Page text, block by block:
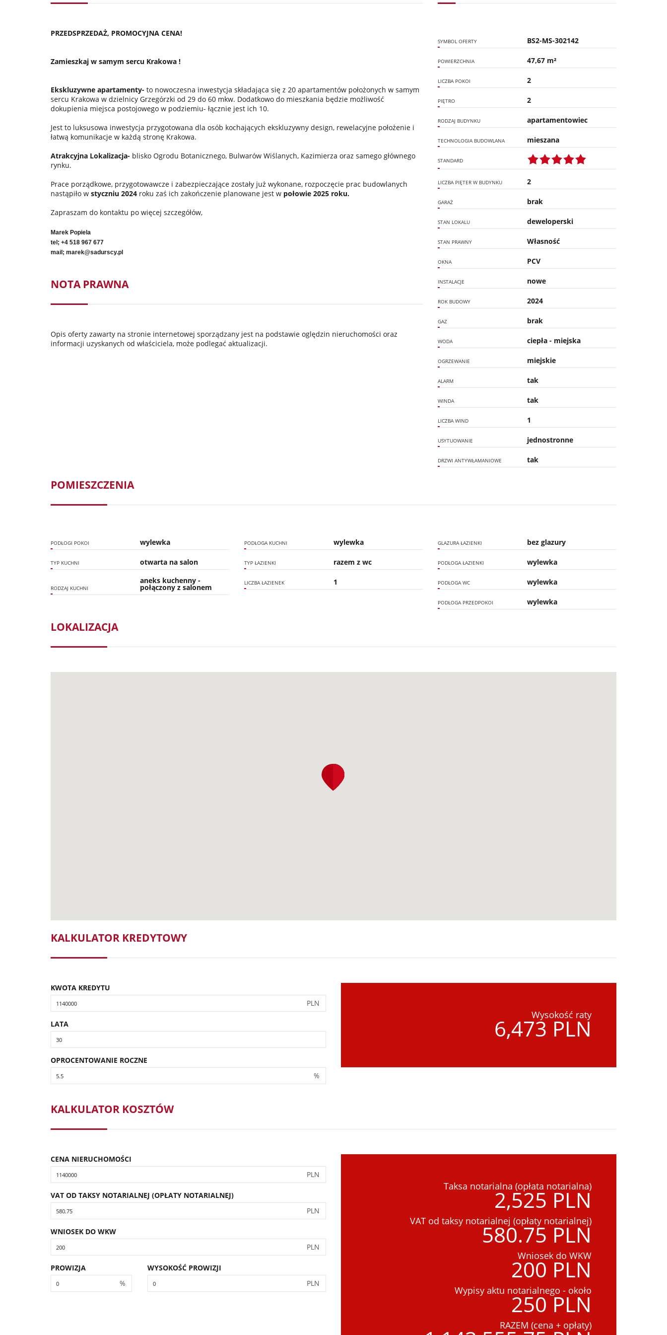
PRZEDSPRZEDAŻ, PROMOCYJNA CENA!
Zamieszkaj w samym sercu Krakowa !
Ekskluzywne apartamenty- to nowoczesna inwestycja składająca się z 20 apartamentów położonych w samym
sercu Krakowa w dzielnicy Grzegórzki od 29 do 60 mkw. Dodatkowo do mieszkania będzie możliwość
dokupienia miejsca postojowego w podziemiu- łącznie jest ich 10.
Jest to luksusowa inwestycja przygotowana dla osób kochających ekskluzywny design, rewelacyjne położenie i
łatwą komunikacje w każdą stronę Krakowa.
Atrakcyjna Lokalizacja- blisko Ogrodu Botanicznego, Bulwarów Wiślanych, Kazimierza oraz samego głównego
rynku.
Prace porządkowe, przygotowawcze i zabezpieczające zostały już wykonane, rozpoczęcie prac budowlanych
nastąpiło w styczniu 2024 roku zaś ich zakończenie planowane jest w połowie 2025 roku.
Zapraszam do kontaktu po więcej szczegółów,
Marek Popiela
tel; +4 518 967 677
mail; marek@sadurscy.pl
NOTA PRAWNA
Opis oferty zawarty na stronie internetowej sporządzany jest na podstawie oględzin nieruchomości oraz
informacji uzyskanych od właściciela, może podlegać aktualizacji.
SYMBOL OFERTY BS2-MS-302142
POWIERZCHNIA 47,67 m²
LICZBA POKOI 2
PIĘTRO 2
RODZAJ BUDYNKU apartamentowiec
TECHNOLOGIA BUDOWLANA mieszana
STANDARD
LICZBA PIĘTER W BUDYNKU 2
GARAŻ brak
STAN LOKALU deweloperski
STAN PRAWNY Własność
OKNA PCV
INSTALACJE nowe
ROK BUDOWY 2024
GAZ brak
WODA ciepła - miejska
OGRZEWANIE miejskie
ALARM tak
WINDA tak
LICZBA WIND 1
USYTUOWANIE jednostronne
DRZWI ANTYWŁAMANIOWE tak
POMIESZCZENIA
PODŁOGI POKOI wylewka
TYP KUCHNI otwarta na salon
RODZAJ KUCHNI
aneks kuchenny -
połączony z salonem
PODŁOGA KUCHNI wylewka
TYP ŁAZIENKI razem z wc
LICZBA ŁAZIENEK 1
GLAZURA ŁAZIENKI bez glazury
PODŁOGA ŁAZIENKI wylewka
PODŁOGA WC wylewka
PODŁOGA PRZEDPOKOI wylewka
LOKALIZACJA
KALKULATOR KREDYTOWY
KWOTA KREDYTU
PLN
LATA
OPROCENTOWANIE ROCZNE
%
Wysokość raty
6,473 PLN
KALKULATOR KOSZTÓW
CENA NIERUCHOMOŚCI
PLN
VAT OD TAKSY NOTARIALNEJ (OPŁATY NOTARIALNEJ)
PLN
WNIOSEK DO WKW
PLN
PROWIZJA
%
WYSOKOŚĆ PROWIZJI
PLN
Taksa notarialna (opłata notarialna)
2,525 PLN
VAT od taksy notarialnej (opłaty notarialnej)
580.75 PLN
Wniosek do WKW
200 PLN
Wypisy aktu notarialnego - około
250 PLN
RAZEM (cena + opłaty)